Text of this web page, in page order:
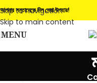
Skip to navigation
Skip to main content
আপনার সন্তানেকে দিন সেরা উপহার!
MENU